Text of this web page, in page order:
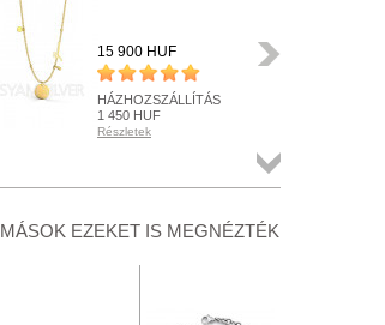
15 900 HUF
HÁZHOZSZÁLLÍTÁS
1 450 HUF
Részletek
MÁSOK EZEKET IS MEGNÉZTÉK